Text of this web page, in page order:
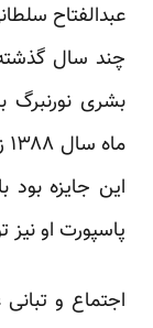
عبدالفتاح
چند سال
بشری نورنبرگ
این جایزه بود
پاسپورت او
اجتماع و